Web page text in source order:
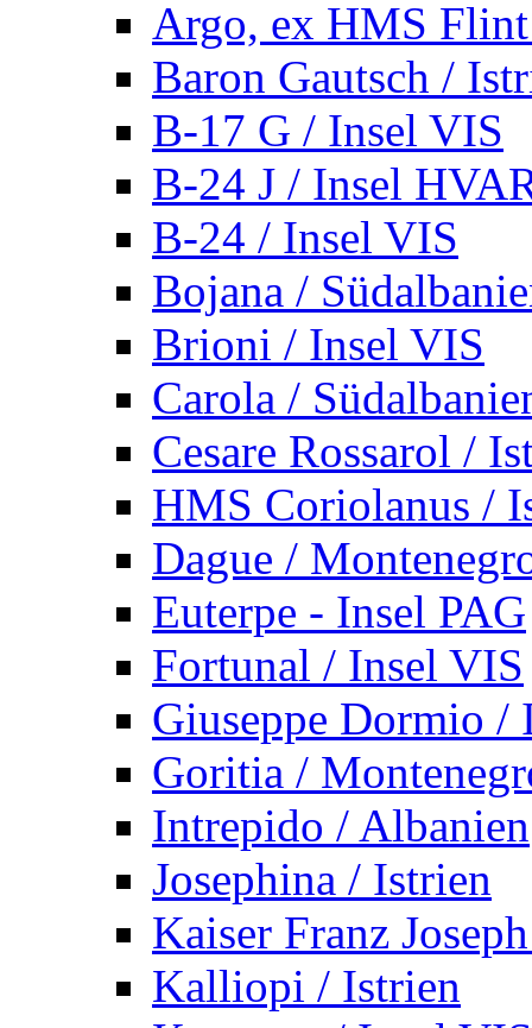
Argo, ex HMS
Baron Gautsch /
B-17 G / Insel VIS
B-24 J / Insel
B-24 / Insel VIS
Bojana /
Brioni / Insel VIS
Carola /
Cesare Rossarol /
HMS Coriolanus /
Dague /
Euterpe - Insel PAG
Fortunal / Insel VIS
Giuseppe Dormio /
Goritia /
Intrepido / Albanien
Josephina / Istrien
Kaiser Franz
Kalliopi / Istrien